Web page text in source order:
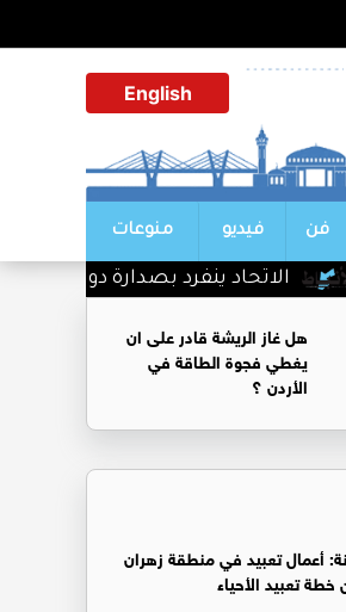
English
فن فيديو منوعات
الاتحاد ينفرد بصدارة دوري الناشئات
هل غاز الريشة قادر على ان
يغطي فجوة الطاقة في
الأردن ؟
أعمال تعبيد في منطقة زهران
تعبيد الأحياء